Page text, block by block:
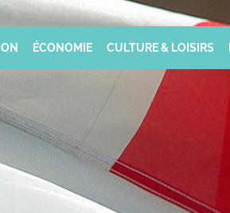
ÉCONOMIE CULTURE & LOISIRS